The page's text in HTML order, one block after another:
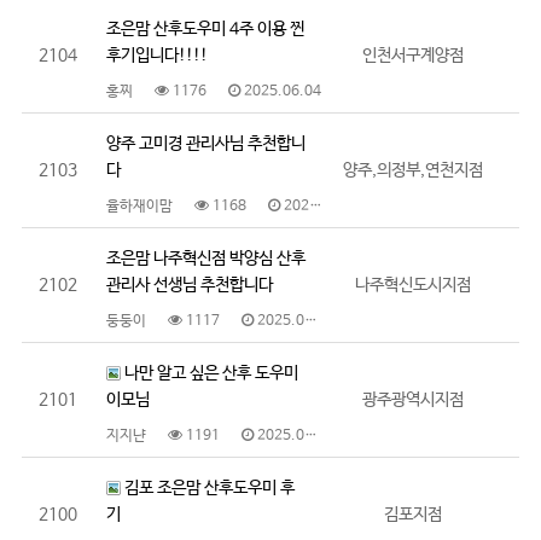
2104
조은맘 산후도우미 4주 이용 찐
후기입니다!!!!
홍찌 1176 2025.06.04
인천서구계양점
2103
양주 고미경 관리사님 추천합니
다
율하재이맘 1168 2025.05.30
양주,의정부,연천지점
2102
조은맘 나주혁신점 박양심 산후
관리사 선생님 추천합니다
둥둥이 1117 2025.05.30
나주혁신도시지점
2101
나만 알고 싶은 산후 도우미
이모님
지지냔 1191 2025.05.29
광주광역시지점
2100
김포 조은맘 산후도우미 후
기
김포지점